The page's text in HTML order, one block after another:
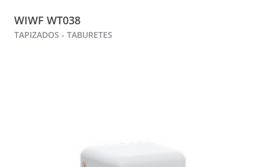
WIWF WT038
TAPIZADOS - TABURETES